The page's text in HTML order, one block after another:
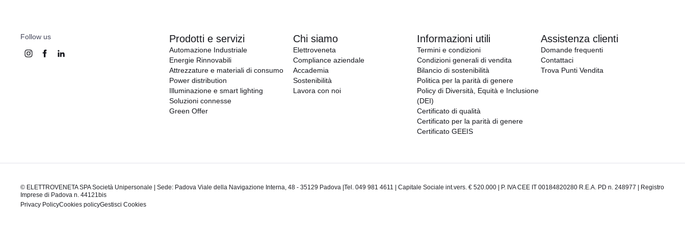
Follow us Prodotti e servizi
Automazione Industriale
Energie Rinnovabili
Attrezzature e materiali di consumo
Power distribution
Illuminazione e smart lighting
Soluzioni connesse
Green Offer
Chi siamo
Elettroveneta
Compliance aziendale
Accademia
Sostenibilità
Lavora con noi
Informazioni utili
Termini e condizioni
Condizioni generali di vendita
Bilancio di sostenibilità
Politica per la parità di genere
Policy di Diversità, Equità e Inclusione
(DEI)
Certificato di qualità
Certificato per la parità di genere
Certificato GEEIS
Assistenza clienti
Domande frequenti
Contattaci
Trova Punti Vendita
© ELETTROVENETA SPA Società Unipersonale | Sede: Padova Viale della Navigazione Interna, 48 - 35129 Padova |Tel. 049 981 4611 | Capitale Sociale int.vers. € 520.000 | P. IVA CEE IT 00184820280 R.E.A. PD n. 248977 | Registro
Imprese di Padova n. 44121bis
Privacy PolicyCookies policyGestisci Cookies